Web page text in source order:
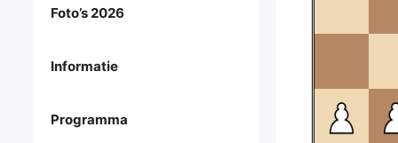
Foto’s 2026
Informatie
Programma